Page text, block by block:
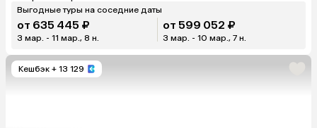
Выгодные туры на соседние даты
от 635 445 ₽
3 мар. - 11 мар., 8 н.
от 599 052 ₽
3 мар. - 10 мар., 7 н.
Кешбэк + 13 129